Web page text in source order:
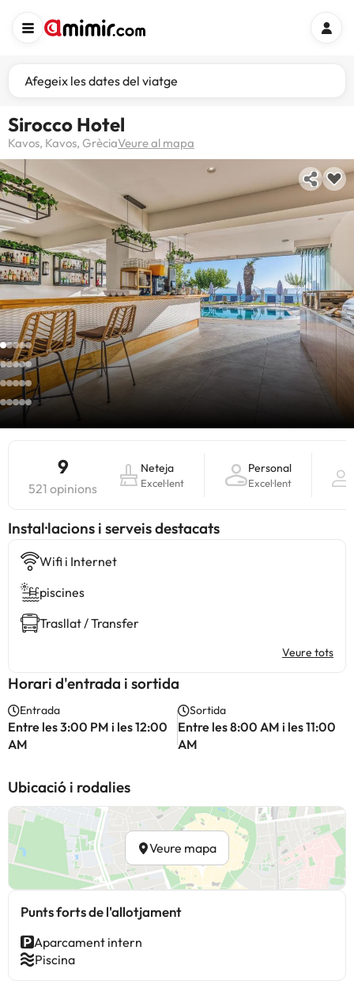
Afegeix les dates del viatge
Sirocco Hotel
Kavos, Kavos, GrèciaVeure al mapa
9
521 opinions
Neteja
Excel·lent
Personal
Excel·lent
Instal·lacions i serveis destacats
Wifi i Internet
piscines
Trasllat / Transfer
Veure tots
Horari d'entrada i sortida
Entrada
Entre les 3:00 PM i les 12:00
AM
Sortida
Entre les 8:00 AM i les 11:00
AM
Ubicació i rodalies
Veure mapa
Punts forts de l'allotjament
Aparcament intern
Piscina